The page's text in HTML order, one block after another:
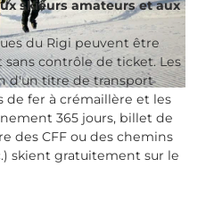
ND
|
© Luzern Tourismus, Beat Brechbühl |
CC-BY-NC-ND
skieurs amateurs et aux
du Rigi peuvent être
contrôle de ticket. Les
d'un titre de transport
de fer à crémaillère et les
365 jours, billet de
des CFF ou des chemins
skient gratuitement sur le